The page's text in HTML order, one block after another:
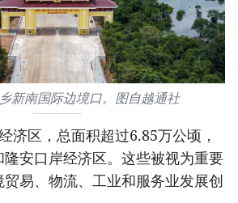
新南国际边境口。图自越通社
济区，总面积超过6.85万公顷，
安口岸经济区。这些被视为重要
易、物流、工业和服务业发展创